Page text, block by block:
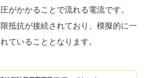
がかかることで流れる電流です。
抵抗が接続されており、模擬的に一
ていることとなります。